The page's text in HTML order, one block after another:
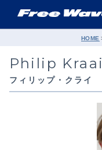
HOME
Philip Kraai
フィリップ・クライ